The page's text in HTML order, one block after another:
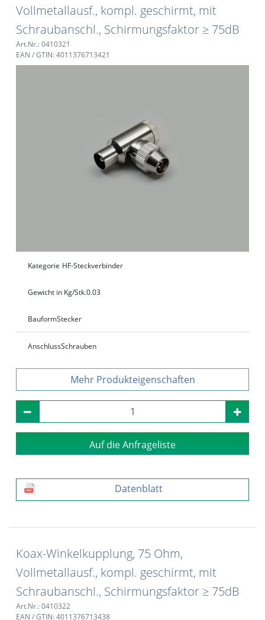
Vollmetallausf., kompl. geschirmt, mit
Schraubanschl., Schirmungsfaktor ≥ 75dB
Art.Nr.: 0410321
EAN / GTIN: 4011376713421
Kategorie HF-Steckverbinder
Gewicht in Kg/Stk.0.03
BauformStecker
AnschlussSchrauben
Produkteigenschaften
Auf die Anfrageliste
Datenblatt
Koax-Winkelkupplung, 75 Ohm,
Vollmetallausf., kompl. geschirmt, mit
Schraubanschl., Schirmungsfaktor ≥ 75dB
Art.Nr.: 0410322
EAN / GTIN: 4011376713438